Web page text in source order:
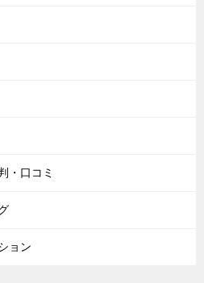
・口コミ
ョン